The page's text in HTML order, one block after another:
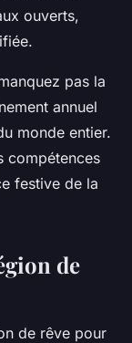
ouverts,
pas la
annuel
monde entier.
compétences
festive de la
de
de rêve pour